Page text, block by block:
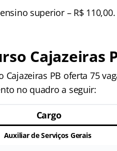
superior – R$ 110,00.
Cajazeiras
Cajazeiras PB oferta 75
no quadro a seguir:
Cargo
Auxiliar de Serviços Gerais